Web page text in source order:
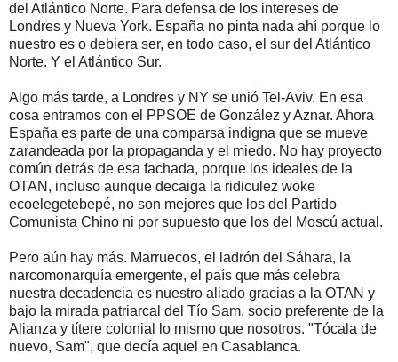
del Atlántico Norte. Para defensa de los intereses de
Londres y Nueva York. España no pinta nada ahí porque lo
nuestro es o debiera ser, en todo caso, el sur del Atlántico
Norte. Y el Atlántico Sur.
Algo más tarde, a Londres y NY se unió Tel-Aviv. En esa
cosa entramos con el PPSOE de González y Aznar. Ahora
España es parte de una comparsa indigna que se mueve
zarandeada por la propaganda y el miedo. No hay proyecto
común detrás de esa fachada, porque los ideales de la
OTAN, incluso aunque decaiga la ridiculez woke
ecoelegetebepé, no son mejores que los del Partido
Comunista Chino ni por supuesto que los del Moscú actual.
Pero aún hay más. Marruecos, el ladrón del Sáhara, la
narcomonarquía emergente, el país que más celebra
nuestra decadencia es nuestro aliado gracias a la OTAN y
bajo la mirada patriarcal del Tío Sam, socio preferente de la
Alianza y títere colonial lo mismo que nosotros. "Tócala de
nuevo, Sam", que decía aquel en Casablanca.